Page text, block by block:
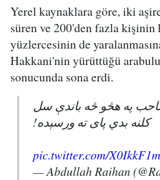
Yerel kaynaklara göre, iki
süren ve 200'den fazla kişinin
yüzlercesinin de
Hakkani'nin yürüttüğü
sonucunda sona erdi.
صاحب په هڅو څه باندې سل
کلنه بدي پای ته ورسېده!
pic.twitter.com/
— Abdullah Raihan